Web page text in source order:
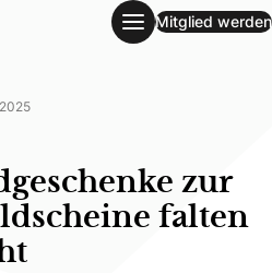
Hochzeit: Geldscheine falten
Mitglied werden
zur
falten